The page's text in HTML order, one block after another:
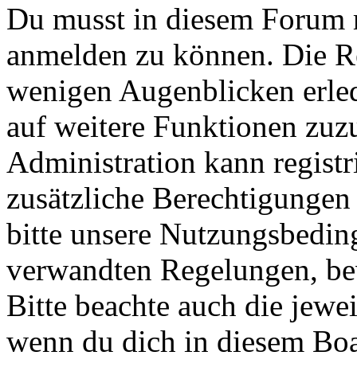
Du musst in diesem
anmelden zu können. Die
wenigen Augenblicken
auf weitere Funktionen
Administration kann
zusätzliche
bitte unsere
verwandten Regelungen,
Bitte beachte auch die
wenn du dich in diesem